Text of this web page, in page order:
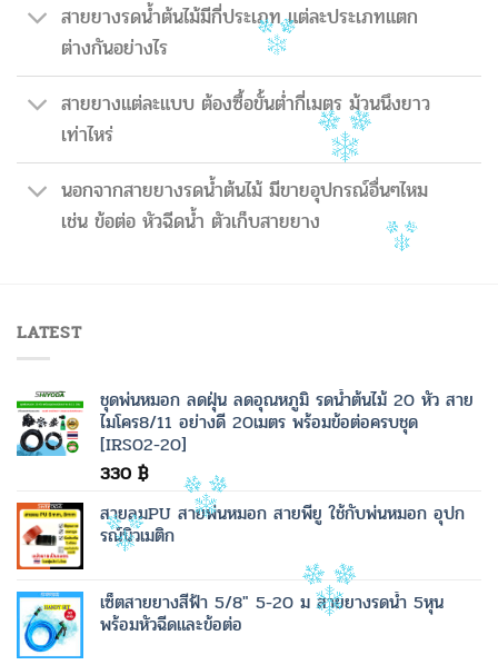
สายยางรดน้ำต้นไม้มีกี่ประเภท แต่ละประเภทแตก
ต่างกันอย่างไร
สายยางแต่ละแบบ ต้องซื้อขั้นต่ำกี่เมตร ม้วนนึงยาว
เท่าไหร่
นอกจากสายยางรดน้ำต้นไม้ มีขายอุปกรณ์อื่นๆไหม
เช่น ข้อต่อ หัวฉีดน้ำ ตัวเก็บสายยาง
LATEST
ชุดพ่นหมอก ลดฝุ่น ลดอุณหภูมิ รดน้ำต้นไม้ 20 หัว สาย
ไมโคร8/11 อย่างดี 20เมตร พร้อมข้อต่อครบชุด
[IRS02-20]
330 ฿
สายลมPU สายพ่นหมอก สายพียู ใช้กับพ่นหมอก อุปก
รณ์นิวเมติก
เซ็ตสายยางสีฟ้า 5/8" 5-20 ม สายยางรดน้ำ 5หุน
พร้อมหัวฉีดและข้อต่อ